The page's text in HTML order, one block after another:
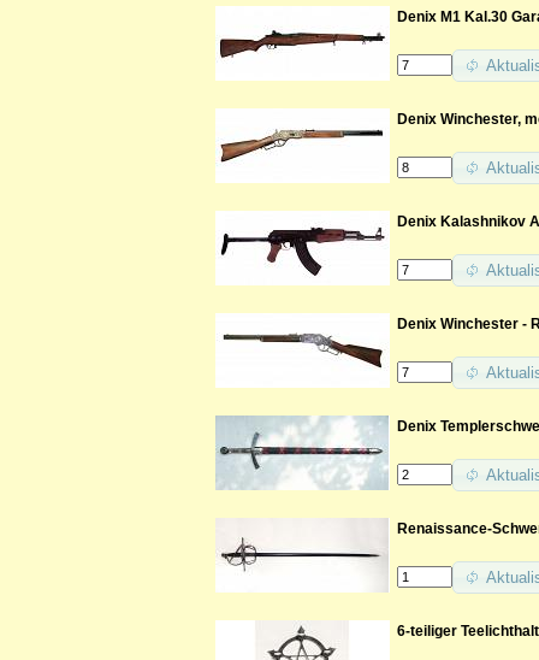
Denix M1 Kal.30
Denix Winchester,
Denix Kalashnikov
Denix Winchester -
Denix
Renaissance-
6-teiliger